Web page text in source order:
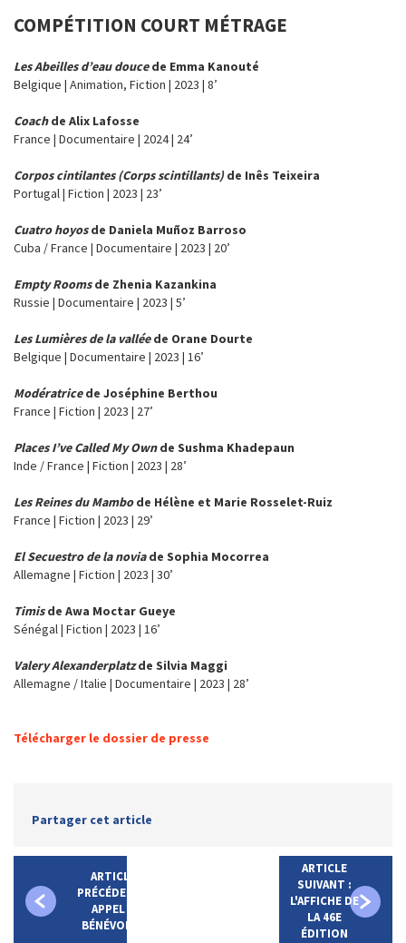
COMPÉTITION COURT MÉTRAGE
Les Abeilles d’eau doucede Emma Kanouté
Belgique | Animation, Fiction | 2023 | 8’
Coachde Alix Lafosse
France | Documentaire | 2024 | 24’
Corpos cintilantes (Corps scintillants)de Inês Teixeira
Portugal | Fiction | 2023 | 23’
Cuatro hoyosde Daniela Muñoz Barroso
Cuba / France | Documentaire | 2023 | 20’
Empty Roomsde Zhenia Kazankina
Russie | Documentaire | 2023 | 5’
Les Lumières de la valléede Orane Dourte
Belgique | Documentaire | 2023 | 16’
Modératricede Joséphine Berthou
France | Fiction | 2023 | 27’
Places I’ve Called My Own de Sushma Khadepaun
Inde / France | Fiction | 2023 | 28’
Les Reines du Mambode Hélène et Marie Rosselet-Ruiz
France | Fiction | 2023 | 29’
El Secuestro de la noviade Sophia Mocorrea
Allemagne | Fiction | 2023 | 30’
Timisde Awa Moctar Gueye
Sénégal | Fiction | 2023 | 16’
Valery Alexanderplatzde Silvia Maggi
Allemagne / Italie | Documentaire | 2023 | 28’
Télécharger le dossier de presse
Partager cet article
ARTICLE
PRÉCÉDENT :
APPEL À
BÉNÉVOLES
ARTICLE
SUIVANT :
L'AFFICHE DE
LA 46E
ÉDITION